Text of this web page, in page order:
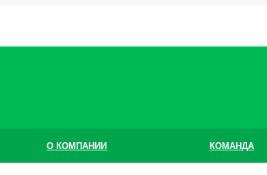
О КОМПАНИИ КОМАНДА